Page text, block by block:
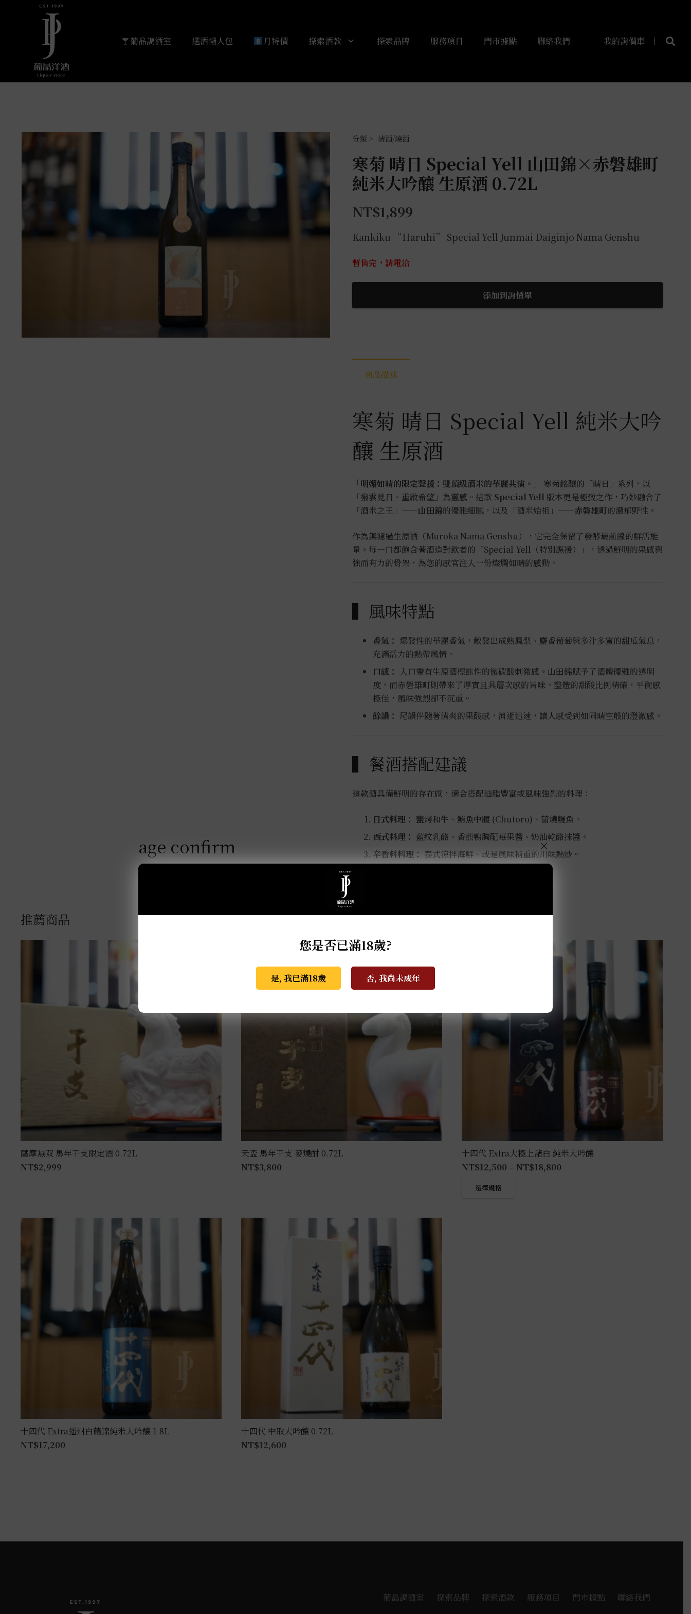
葡晶調酒室 選酒懶人包 月特價 探索酒款 探索品牌 服務項目 門市據點 聯絡我們 我的詢價車
清酒/燒酒
寒菊 晴日 Special Yell 山田錦×赤磐雄町
純米大吟釀 生原酒 0.72L
NT$1,899
Kankiku “Haruhi” Special Yell Junmai Daiginjo Nama Genshu
暫售完，請電洽
添加到詢價單
商品描述
寒菊 晴日 Special Yell 純米大吟
釀 生原酒
「明媚如晴的限定聲援：雙頂級酒米的華麗共演。」
寒菊銘釀的「晴日」系列，以
「撥雲見日、重啟希望」為靈感。這款 Special Yell 版本更是極致之作，巧妙融合了
「酒米之王」—— 山田錦的優雅細膩，以及「酒米始祖」—— 赤磐雄町的濃郁野性。
作為無濾過生原酒（Muroka Nama Genshu），它完全保留了發酵最前線的鮮活能
量。每一口都飽含著酒造對飲者的「Special Yell（特別應援）」，透過鮮明的果感與
強而有力的骨架，為您的感官注入一份燦爛如晴的感動。
▍風味特點
香氣： 爆發性的華麗香氣，散發出成熟鳳梨、麝香葡萄與多汁多蜜的甜瓜氣息，
充滿活力的熱帶風情。
口感：
入口帶有生原酒標誌性的微碳酸刺激感。山田錦賦予了酒體優雅的透明
度，而赤磐雄町則帶來了厚實且具層次感的旨味。整體的甜酸比例精確，平衡感
極佳，風味強烈卻不沉重。
餘韻： 尾韻伴隨著清爽的果酸感，消逝迅速，讓人感受到如同晴空般的澄澈感。
▍餐酒搭配建議
這款酒具備鮮明的存在感，適合搭配油脂豐富或風味強烈的料理：
日式料理： 鹽烤和牛、鮪魚中腹 (Chutoro)、蒲燒鰻魚。
西式料理： 藍紋乳酪、香煎鴨胸配莓果醬、奶油乾酪抹醬。
辛香料料理： 泰式涼拌海鮮、或是風味稍重的川味熱炒。
推薦商品
薩摩無双 馬年干支限定酒 0.72L
NT$2,999
天盃 馬年干支 麥燒酎 0.72L
NT$3,800
十四代 Extra大極上諸白 純米大吟釀
NT$12,500 – NT$18,800
選擇規格
十四代 Extra播州白鶴錦純米大吟釀 1.8L
NT$17,200
十四代 中取大吟釀 0.72L
NT$12,600
葡晶調酒室 探索品牌 探索酒款 服務項目 門市據點 聯絡我們
age confirm
您是否已滿18歲?
是, 我已滿18歲 否, 我尚未成年
×